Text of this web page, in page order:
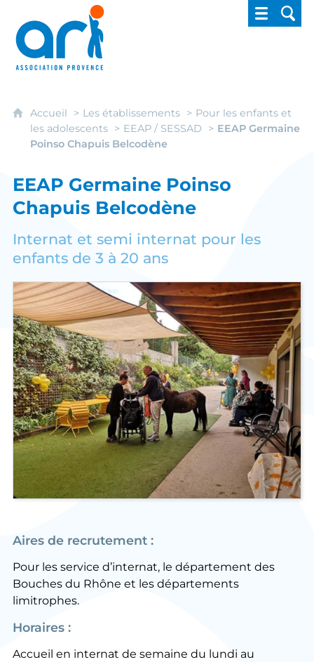
ARI - Association régionale pour
Accueil Les établissements
Pour les enfants et
les adolescents
EEAP / SESSAD
EEAP Germaine
Poinso Chapuis Belcodène
EEAP Germaine Poinso
Chapuis Belcodène
Internat et semi internat pour les
enfants de 3 à 20 ans
Aires de recrutement :
Pour les service d’internat, le département des
Bouches du Rhône et les départements
limitrophes.
Horaires :
Accueil en internat de semaine du lundi au